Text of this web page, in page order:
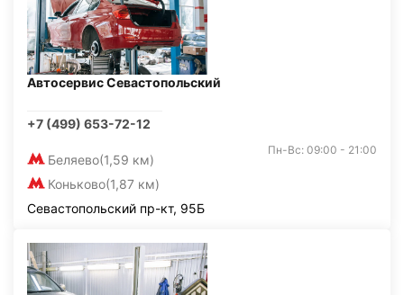
Автосервис Севастопольский
+7 (499) 653-72-12
Беляево(1,59 км)
Коньково(1,87 км)
Пн-Вс: 09:00 - 21:00
Севастопольский пр-кт, 95Б